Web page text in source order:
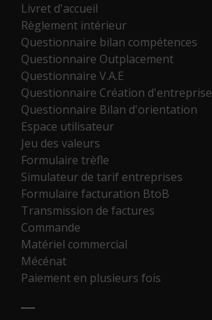
Livret d'accueil
Règlement intérieur
Questionnaire bilan compétences
Questionnaire Outplacement
Questionnaire V.A.E
Questionnaire Création d'entreprise
Questionnaire Bilan d'orientation
Espace utilisateur
Jeu des valeurs
Formulaire trèfle
Simulateur de tarif entreprises
Formulaire facturation BtoB
Transmission de factures
Commande
Matériel commercial
Mécénat
Paiement en plusieurs fois